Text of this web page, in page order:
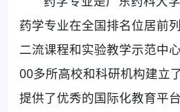
药学专业在全国排名位居前
二流课程和实验教学示范中
00多所高校和科研机构建立
提供了优秀的国际化教育平台